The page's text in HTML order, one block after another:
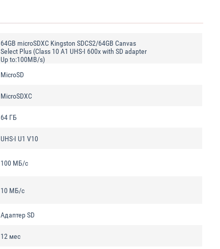
64GB microSDXC Kingston SDCS2/64GB Canvas
Select Plus (Class 10 A1 UHS-I 600x with SD adapter
Up to:100MB/s)
MicroSD
MicroSDXC
64 ГБ
UHS-I U1 V10
100 МБ/с
10 МБ/с
Адаптер SD
12 мес